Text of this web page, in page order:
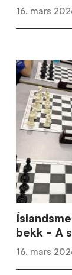
16. mars
bekk - A
16. mars